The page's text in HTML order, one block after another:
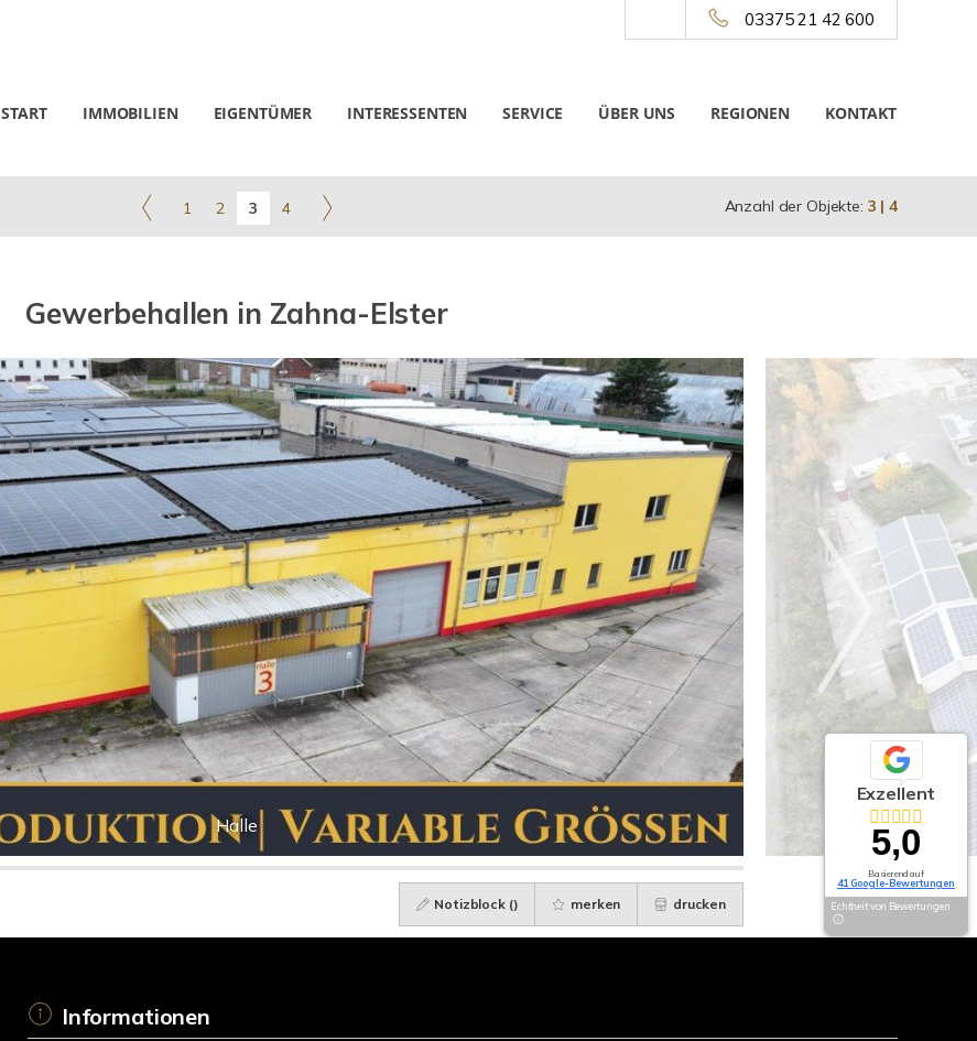
03375 21 42 600
START IMMOBILIEN EIGENTÜMER INTERESSENTEN SERVICE ÜBER UNS REGIONEN KONTAKT
1 2 3 4 Anzahl der Objekte: 3 | 4
Gewerbehallen in Zahna-Elster
Halle
Notizblock () merken drucken
Informationen
Exzellent
5,0
Basierend auf
41 Google-Bewertungen
Echtheit von Bewertungen